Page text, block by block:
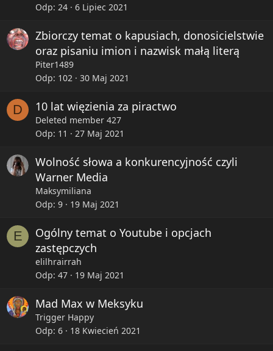
Odp 24 6 Lipiec 2021
Zbiorczy temat o kapusiach, donosicielstwie
oraz pisaniu imion i nazwisk małą literą
Piter1489
Odp 102 30 Maj 2021
D 10 lat więzienia za piractwo
Deleted member 427
Odp 11 27 Maj 2021
Wolność słowa a konkurencyjność czyli
Warner Media
Maksymiliana
Odp 9 19 Maj 2021
E
Ogólny temat o Youtube i opcjach
zastępczych
elilhrairrah
Odp 47 19 Maj 2021
Mad Max w Meksyku
Trigger Happy
Odp 6 18 Kwiecień 2021